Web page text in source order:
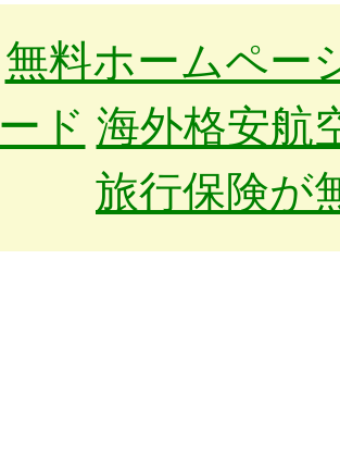
無料ホームペー
ード 海外格安航
旅行保険が